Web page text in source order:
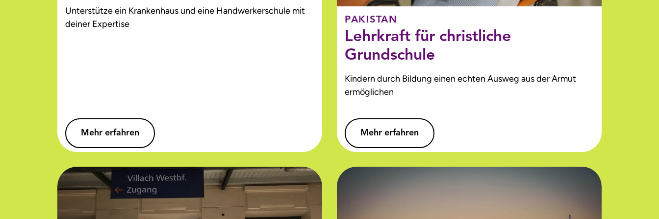
Unterstütze ein Krankenhaus und eine Handwerkerschule mit
deiner Expertise
Mehr erfahren
PAKISTAN
Lehrkraft für christliche
Grundschule
Kindern durch Bildung einen echten Ausweg aus der Armut
ermöglichen
Mehr erfahren